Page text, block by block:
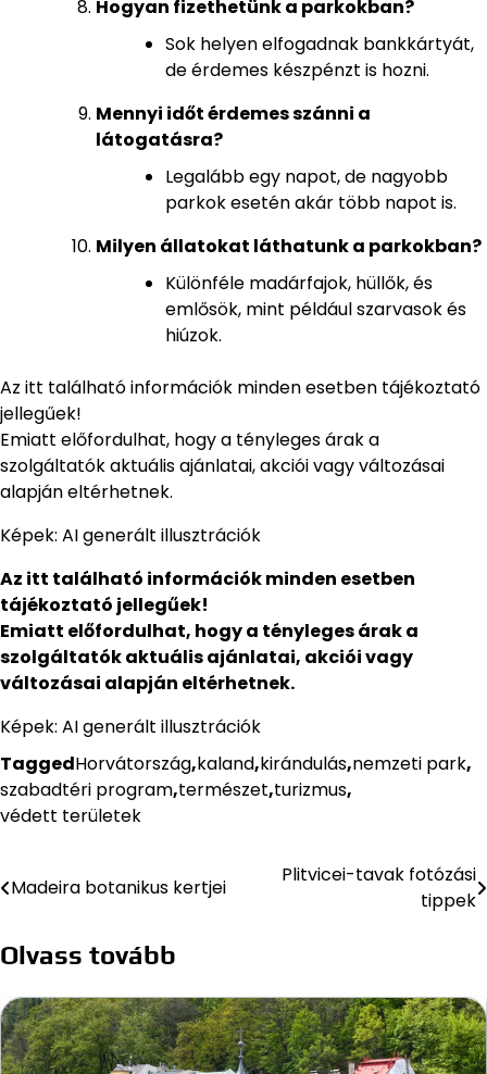
Hogyan fizethetünk a parkokban?
Sok helyen elfogadnak bankkártyát,
de érdemes készpénzt is hozni.
Mennyi időt érdemes szánni a
látogatásra?
Legalább egy napot, de nagyobb
parkok esetén akár több napot is.
Milyen állatokat láthatunk a parkokban?
Különféle madárfajok, hüllők, és
emlősök, mint például szarvasok és
hiúzok.
Az itt található információk minden esetben tájékoztató
jellegűek!
Emiatt előfordulhat, hogy a tényleges árak a
szolgáltatók aktuális ajánlatai, akciói vagy változásai
alapján eltérhetnek.
Képek: AI generált illusztrációk
Az itt található információk minden esetben
tájékoztató jellegűek!
Emiatt előfordulhat, hogy a tényleges árak a
szolgáltatók aktuális ajánlatai, akciói vagy
változásai alapján eltérhetnek.
Képek: AI generált illusztrációk
TaggedHorvátország,kaland,kirándulás,nemzeti park,
szabadtéri program,természet,turizmus,
védett területek
Bejegyzés
Madeira botanikus kertjei
Plitvicei-tavak fotózási
tippek
Olvass tovább